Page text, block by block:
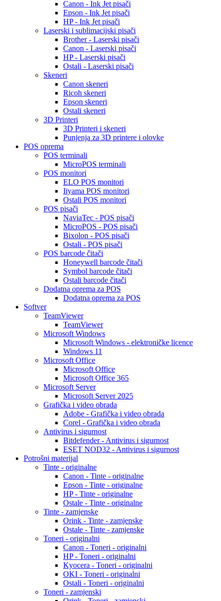
Canon - Ink Jet pisači
Epson - Ink Jet pisači
HP - Ink Jet pisači
Laserski i sublimacijski pisači
Brother - Laserski pisači
Canon - Laserski pisači
HP - Laserski pisači
Ostali - Laserski pisači
Skeneri
Canon skeneri
Ricoh skeneri
Epson skeneri
Ostali skeneri
3D Printeri
3D Printeri i skeneri
Punjenja za 3D printere i olovke
POS oprema
POS terminali
MicroPOS terminali
POS monitori
ELO POS monitori
Iiyama POS monitori
Ostali POS monitori
POS pisači
NaviaTec - POS pisači
MicroPOS - POS pisači
Bixolon - POS pisači
Ostali - POS pisači
POS barcode čitači
Honeywell barcode čitači
Symbol barcode čitači
Ostali barcode čitači
Dodatna oprema za POS
Dodatna oprema za POS
Softver
TeamViewer
TeamViewer
Microsoft Windows
Microsoft Windows - elektroničke licence
Windows 11
Microsoft Office
Microsoft Office
Microsoft Office 365
Microsoft Server
Microsoft Server 2025
Grafička i video obrada
Adobe - Grafička i video obrada
Corel - Grafička i video obrada
Antivirus i sigurnost
Bitdefender - Antivirus i sigurnost
ESET NOD32 - Antivirus i sigurnost
Potrošni materijal
Tinte - originalne
Canon - Tinte - originalne
Epson - Tinte - originalne
HP - Tinte - originalne
Ostale - Tinte - originalne
Tinte - zamjenske
Orink - Tinte - zamjenske
Ostale - Tinte - zamjenske
Toneri - originalni
Canon - Toneri - originalni
HP - Toneri - originalni
Kyocera - Toneri - originalni
OKI - Toneri - originalni
Ostali - Toneri - originalni
Toneri - zamjenski